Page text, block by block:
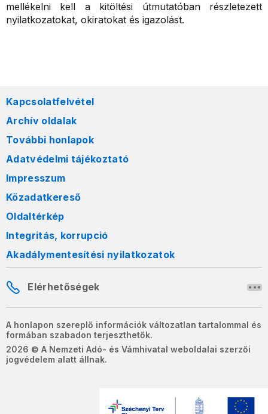
mellékelni kell a kitöltési útmutatóban részletezett
nyilatkozatokat, okiratokat és igazolást.
Kapcsolatfelvétel
Archív oldalak
További honlapok
Adatvédelmi tájékoztató
Impresszum
Közadatkereső
Oldaltérkép
Integritás, korrupció
Akadálymentesítési nyilatkozatok
Elérhetőségek
A honlapon szereplő információk változatlan tartalommal és
formában szabadon terjeszthetők.
2026 © A Nemzeti Adó- és Vámhivatal weboldalai szerzői
jogvédelem alatt állnak.